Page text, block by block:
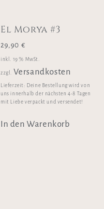
El Morya #3
29,90 €
inkl. 19 % MwSt.
zzgl. Versandkosten
Lieferzeit: Deine Bestellung wird von
uns innerhalb der nächsten 4-8 Tagen
mit Liebe verpackt und versendet!
In den Warenkorb